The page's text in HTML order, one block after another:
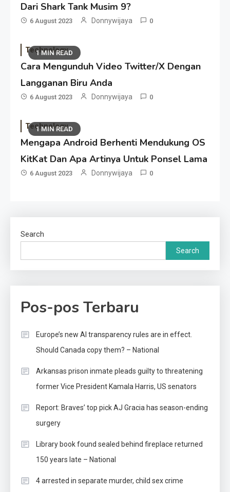
Dari Shark Tank Musim 9?
6 August 2023 Donnywijaya 0
1 MIN READ
Technology
Cara Mengunduh Video Twitter/X Dengan
Langganan Biru Anda
6 August 2023 Donnywijaya 0
1 MIN READ
Technology
Mengapa Android Berhenti Mendukung OS
KitKat Dan Apa Artinya Untuk Ponsel Lama
6 August 2023 Donnywijaya 0
Search
Search
Pos-pos Terbaru
Europe’s new AI transparency rules are in effect.
Should Canada copy them? – National
Arkansas prison inmate pleads guilty to threatening
former Vice President Kamala Harris, US senators
Report: Braves’ top pick AJ Gracia has season-ending
surgery
Library book found sealed behind fireplace returned
150 years late – National
4 arrested in separate murder, child sex crime